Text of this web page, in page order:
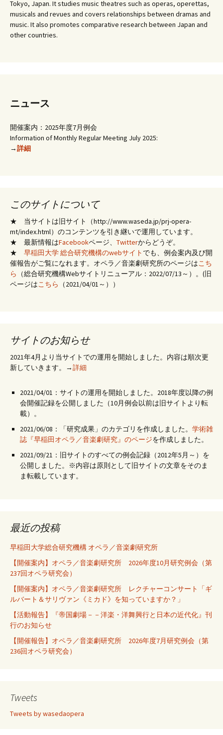
Tokyo, Japan. It studies music theatres such as operas, operettas,
musicals and revues and covers relationships between dramas and
music. It also promotes comparative research between Japan and
other countries.
ニュース
開催案内：2025年度7月例会
Information of Monthly Regular Meeting July 2025:
→詳細
このサイトについて
★ 当サイトは旧サイト（http://www.waseda.jp/prj-opera-
mt/index.html）のコンテンツを引き継いで運用しています。
★ 最新情報はFacebookページ、 Twitterからどうぞ。
★ 早稲田大学 総合研究機構のwebサイト でも、例会案内及び開
催報告がご覧になれます。オペラ／音楽劇研究所のページはこち
ら
（総合研究機構Webサイトリニューアル：2022/07/13～）。(旧
ページはこちら （2021/04/01～））
サイトのお知らせ
2021年4月より当サイトでの運用を開始しました。内容は順次更
新していきます。→詳細
2021/04/01：サイトの運用を開始しました。2018年度以降の例
会開催記録を公開しました（10月例会以前は旧サイトより転
載）。
2021/06/08：「研究成果」のカテゴリを作成しました。 学術雑
誌『早稲田オペラ／音楽劇研究』のページを作成しました。
2021/09/21：旧サイトのすべての例会記録（2012年5月～）を
公開しました。※内容は原則として旧サイトの文章をそのま
ま転載しています。
最近の投稿
早稲田大学総合研究機構 オペラ／音楽劇研究所
【開催案内】オペラ／音楽劇研究所 2026年度10月研究例会（第
237回オペラ研究会）
【開催案内】オペラ／音楽劇研究所 レクチャーコンサート「ギ
ルバート＆サリヴァン《ミカド》を知っていますか？」
【活動報告】『帝国劇場－－洋楽・洋舞興行と日本の近代化』刊
行のお知らせ
【開催報告】オペラ／音楽劇研究所 2026年度7月研究例会（第
236回オペラ研究会）
Tweets
Tweets by wasedaopera